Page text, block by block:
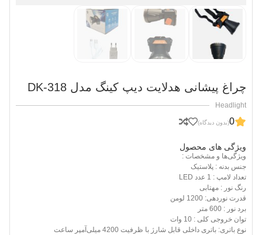
چراغ پیشانی هدلایت دیپ کینگ مدل DK-318
Headlight
0(بدون دیدگاه)
ویژگی های محصول
ویژگی‌ها و مشخصات :
جنس بدنه : پلاستیک
تعداد لامپ : 1 عدد LED
رنگ نور : مهتابی
قدرت نوردهی: 1200 لومن
برد نور : 600 متر
توان خروجی کلی : 10 وات
نوع باتری: باتری داخلی قابل شارژ با ظرفیت 4200 میلی‌آمپر ساعت